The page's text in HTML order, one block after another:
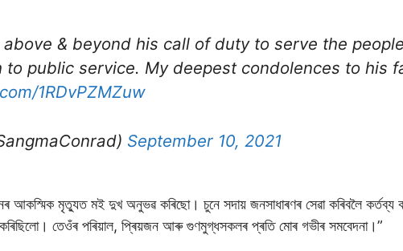
& beyond his call of duty to serve the
public service. My deepest condolences to his
1RDvPZMZuw
September 10, 2021
আকস্মিক মৃত্যুত মই দুখ অনুভৱ কৰিছো। চুনে সদায় জনসাধাৰণৰ সেৱা কৰিবলৈ কৰ্তব্য
কৰিছিলো। তেওঁৰ পৰিয়াল, প্ৰিয়জন আৰু গুণমুগ্ধসকলৰ প্ৰতি মোৰ গভীৰ সমবেদনা।”